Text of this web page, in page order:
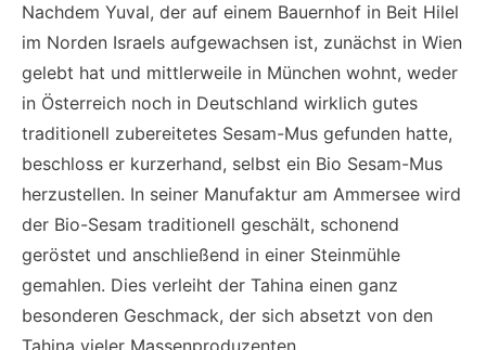
Nachdem Yuval, der auf einem Bauernhof in Beit Hilel
im Norden Israels aufgewachsen ist, zunächst in Wien
gelebt hat und mittlerweile in München wohnt, weder
in Österreich noch in Deutschland wirklich gutes
traditionell zubereitetes Sesam-Mus gefunden hatte,
beschloss er kurzerhand, selbst ein Bio Sesam-Mus
herzustellen. In seiner Manufaktur am Ammersee wird
der Bio-Sesam traditionell geschält, schonend
geröstet und anschließend in einer Steinmühle
gemahlen. Dies verleiht der Tahina einen ganz
besonderen Geschmack, der sich absetzt von den
Tahina vieler Massenproduzenten.